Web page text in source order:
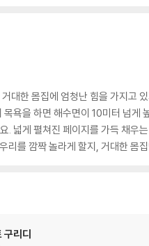
대한 몸집에 엄청난 힘을 가지고
욕을 하면 해수면이 10미터 넘
. 넓게 펼쳐진 페이지를 가득 채우
리를 깜짝 놀라게 할지, 거대한
구리디